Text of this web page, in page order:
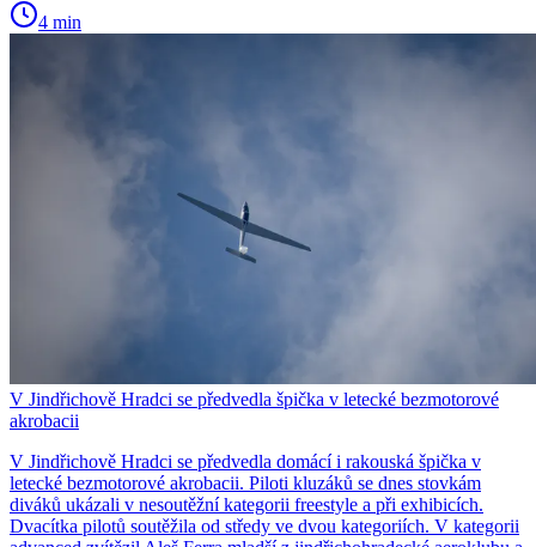
4 min
V Jindřichově Hradci se předvedla špička v letecké bezmotorové
akrobacii
V Jindřichově Hradci se předvedla domácí i rakouská špička v
letecké bezmotorové akrobacii. Piloti kluzáků se dnes stovkám
diváků ukázali v nesoutěžní kategorii freestyle a při exhibicích.
Dvacítka pilotů soutěžila od středy ve dvou kategoriích. V kategorii